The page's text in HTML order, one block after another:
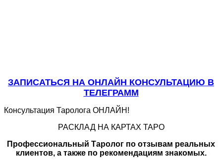
ЗАПИСАТЬСЯ НА ОНЛАЙН КОНСУЛЬТАЦИЮ В
ТЕЛЕГРАММ
Консультация Таролога ОНЛАЙН!
РАСКЛАД НА КАРТАХ ТАРО
Профессиональный Таролог по отзывам реальных
клиентов, а также по рекомендациям знакомых.